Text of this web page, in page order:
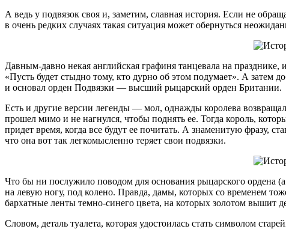
А ведь у подвязок своя и, заметим, славная история. Если не
в очень редких случаях такая ситуация может обернуться
Давным-давно некая английская графиня танцевала на празднике,
«Пусть будет стыдно тому, кто дурно об этом подумает». А затем
и основал орден Подвязки — высший рыцарский орден Британии.
Есть и другие версии легенды — мол, однажды королева
прошел мимо и не нагнулся, чтобы поднять ее. Тогда король,
придет время, когда все будут ее почитать. А знаменитую фразу,
что она вот так легкомысленно теряет свои подвязки.
Что бы ни послужило поводом для основания рыцарского ордена
на левую ногу, под колено. Правда, дамы, которых со временем
бархатные ленты темно-синего цвета, на которых золотом вышит
Словом, деталь туалета, которая удостоилась стать символом